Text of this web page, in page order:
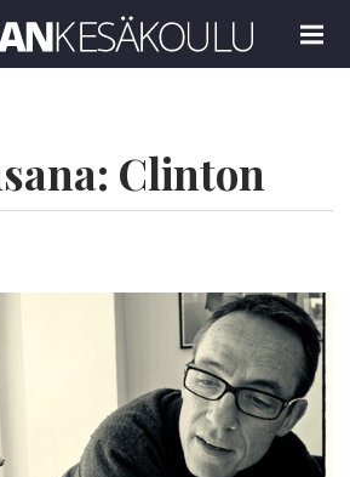
MENU
Clinton